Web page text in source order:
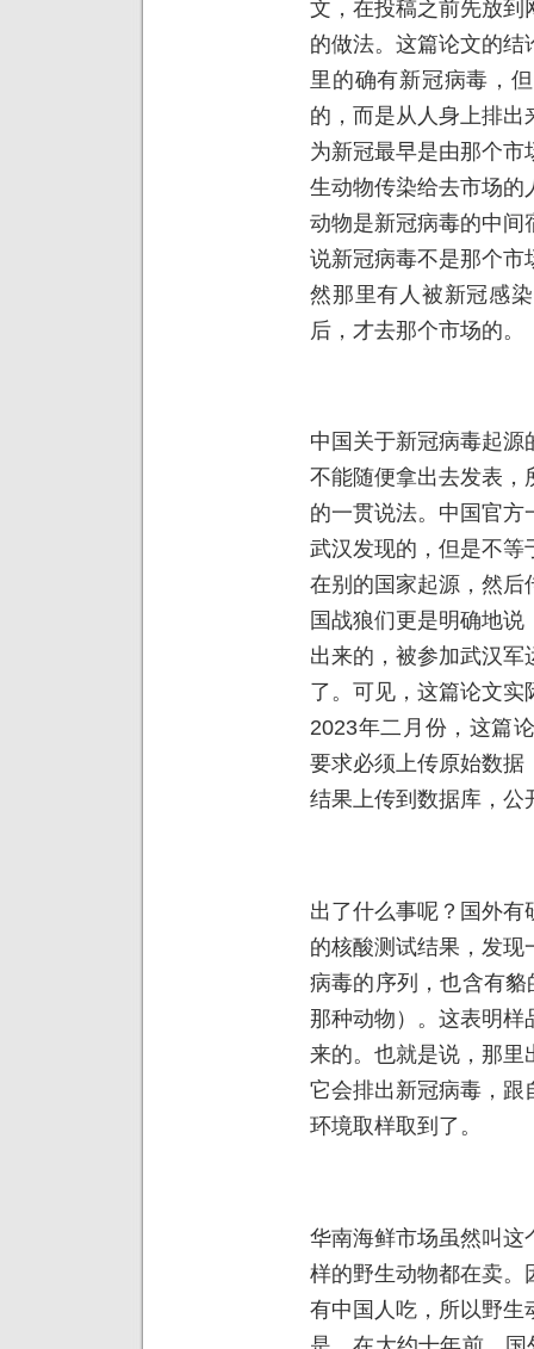
文，在投稿之前先放到
的做法。这篇论文的
里的确有新冠病毒，
的，而是从人身上排
为新冠最早是由那个
生动物传染给去市场的
动物是新冠病毒的中间
说新冠病毒不是那个市
然那里有人被新冠感
后，才去那个市场的。
中国关于新冠病毒起
不能随便拿出去发表，
的一贯说法。中国官
武汉发现的，但是不等
在别的国家起源，然后
国战狼们更是明确地
出来的，被参加武汉
了。可见，这篇论文
2023年二月份，这篇
要求必须上传原始数据
结果上传到数据库，公
出了什么事呢？国外
的核酸测试结果，发
病毒的序列，也含有貉
那种动物）。这表明样
来的。也就是说，那里
它会排出新冠病毒，跟
环境取样取到了。
华南海鲜市场虽然叫这
样的野生动物都在卖。
有中国人吃，所以野生